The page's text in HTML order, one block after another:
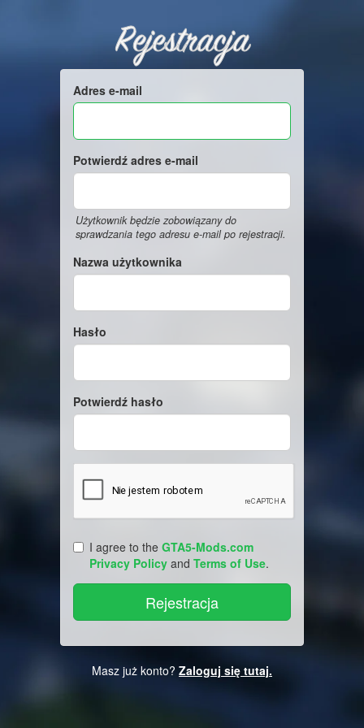
Rejestracja
Adres e-mail
Potwierdź adres e-mail
Użytkownik będzie zobowiązany do
sprawdzania tego adresu e-mail po rejestracji.
Nazwa użytkownika
Hasło
Potwierdź hasło
I agree to the GTA5-Mods.com
Privacy Policy and Terms of Use.
Masz już konto? Zaloguj się tutaj.